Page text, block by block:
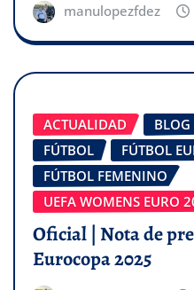
manulopezfdez
ACTUALIDAD BLOG
FÚTBOL
FÚTBOL
FÚTBOL FEMENINO
UEFA WOMENS EURO
Oficial | Nota de
Eurocopa 2025